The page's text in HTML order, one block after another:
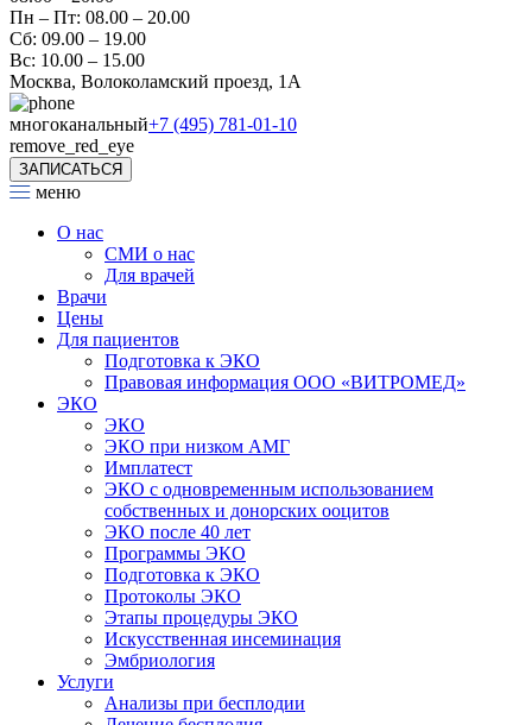
Пн – Пт: 08.00 – 20.00
Сб: 09.00 – 19.00
Вс: 10.00 – 15.00
Москва, Волоколамский проезд, 1А
многоканальный+7 (495) 781-01-10
remove_red_eye
ЗАПИСАТЬСЯ
меню
О нас
СМИ о нас
Для врачей
Врачи
Цены
Для пациентов
Подготовка к ЭКО
Правовая информация ООО «ВИТРОМЕД»
ЭКО
ЭКО
ЭКО при низком АМГ
Имплатест
ЭКО с одновременным использованием
собственных и донорских ооцитов
ЭКО после 40 лет
Программы ЭКО
Подготовка к ЭКО
Протоколы ЭКО
Этапы процедуры ЭКО
Искусственная инсеминация
Эмбриология
Услуги
Анализы при бесплодии